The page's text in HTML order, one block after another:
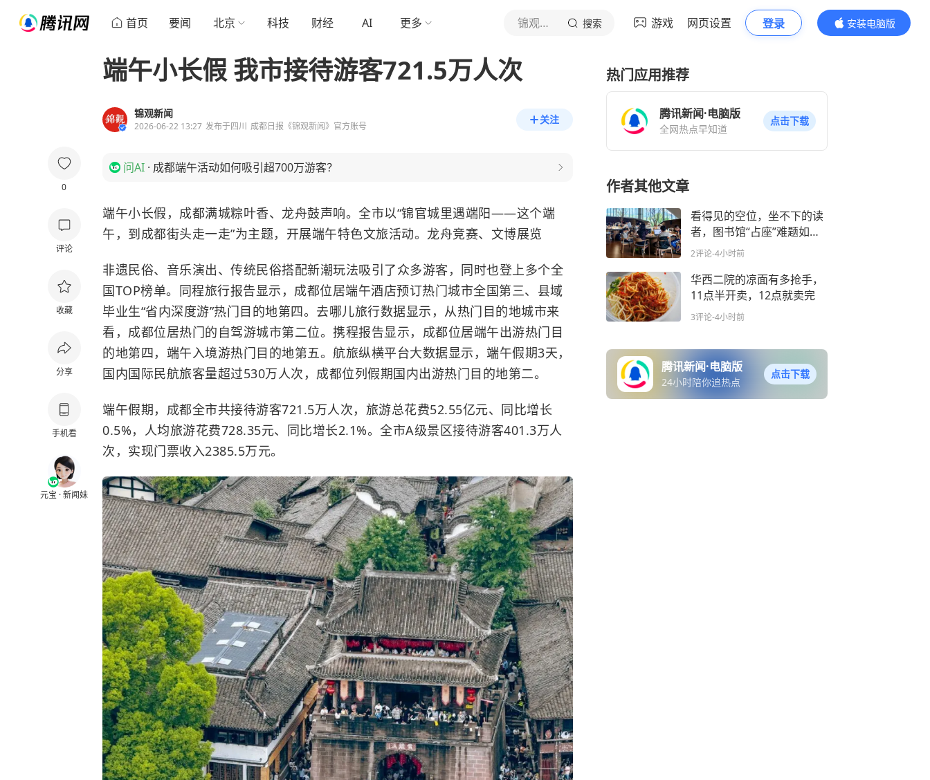
首页 要闻 北京 科技 财经 AI 更多 锦观新闻 搜索 游戏 网页设置 登录
安装电脑版
内容更精彩
0
评论
收藏
分享
手机看
元宝 · 新闻妹
端午小长假 我市接待游客721.5万人次
锦观新闻
2026-06-22 13:27 发布于四川 成都日报《锦观新闻》官方账号
关注
问AI · 成都端午活动如何吸引超700万游客？
端午小长假，成都满城粽叶香、龙舟鼓声响。全市以“锦官城里遇端阳——这个端
午，到成都街头走一走”为主题，开展端午特色文旅活动。龙舟竞赛、文博展览
非遗民俗、音乐演出、传统民俗搭配新潮玩法吸引了众多游客，同时也登上多个全
国TOP榜单。同程旅行报告显示，成都位居端午酒店预订热门城市全国第三、县域
毕业生“省内深度游”热门目的地第四。去哪儿旅行数据显示，从热门目的地城市来
看，成都位居热门的自驾游城市第二位。携程报告显示，成都位居端午出游热门目
的地第四，端午入境游热门目的地第五。航旅纵横平台大数据显示，端午假期3天，
国内国际民航旅客量超过530万人次，成都位列假期国内出游热门目的地第二。
端午假期，成都全市共接待游客721.5万人次，旅游总花费52.55亿元、同比增长
0.5%，人均旅游花费728.35元、同比增长2.1%。全市A级景区接待游客401.3万人
次，实现门票收入2385.5万元。
热门应用推荐
腾讯新闻·电脑版
全网热点早知道
点击下载
作者其他文章
看得见的空位，坐不下的读
者，图书馆“占座”难题如何
解？
2评论-4小时前
华西二院的凉面有多抢手，
11点半开卖，12点就卖完
3评论-4小时前
腾讯新闻·电脑版
24小时陪你追热点
点击下载